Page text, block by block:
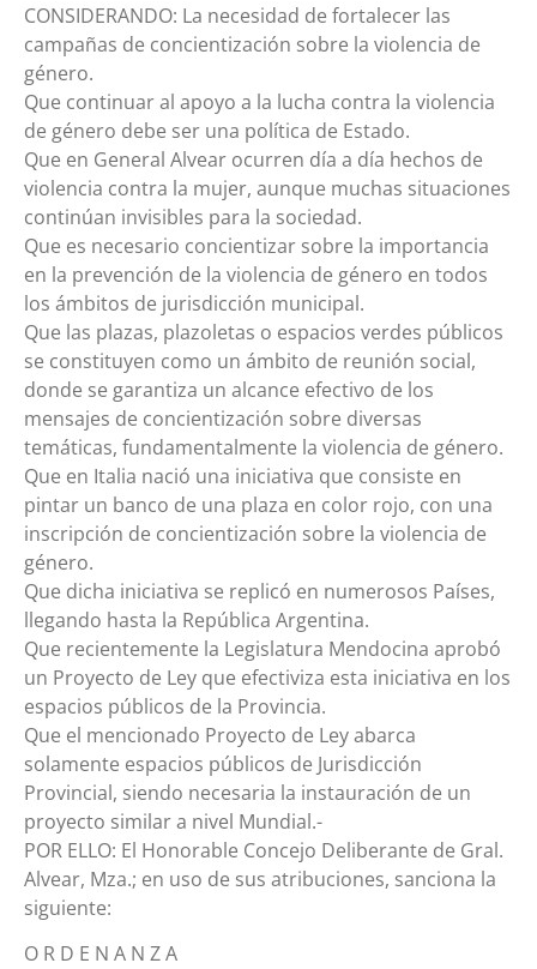
CONSIDERANDO: La necesidad de fortalecer las
campañas de concientización sobre la violencia de
género.
Que continuar al apoyo a la lucha contra la violencia
de género debe ser una política de Estado.
Que en General Alvear ocurren día a día hechos de
violencia contra la mujer, aunque muchas situaciones
continúan invisibles para la sociedad.
Que es necesario concientizar sobre la importancia
en la prevención de la violencia de género en todos
los ámbitos de jurisdicción municipal.
Que las plazas, plazoletas o espacios verdes públicos
se constituyen como un ámbito de reunión social,
donde se garantiza un alcance efectivo de los
mensajes de concientización sobre diversas
temáticas, fundamentalmente la violencia de género.
Que en Italia nació una iniciativa que consiste en
pintar un banco de una plaza en color rojo, con una
inscripción de concientización sobre la violencia de
género.
Que dicha iniciativa se replicó en numerosos Países,
llegando hasta la República Argentina.
Que recientemente la Legislatura Mendocina aprobó
un Proyecto de Ley que efectiviza esta iniciativa en los
espacios públicos de la Provincia.
Que el mencionado Proyecto de Ley abarca
solamente espacios públicos de Jurisdicción
Provincial, siendo necesaria la instauración de un
proyecto similar a nivel Mundial.-
POR ELLO: El Honorable Concejo Deliberante de Gral.
Alvear, Mza.; en uso de sus atribuciones, sanciona la
siguiente:
O R D E N A N Z A